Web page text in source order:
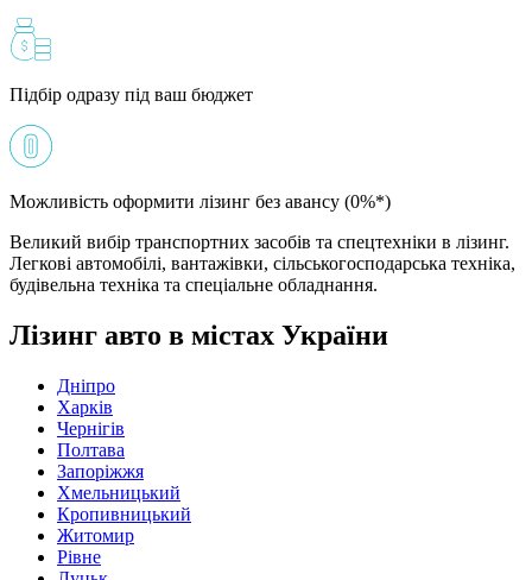
Підбір одразу під ваш бюджет
Можливість оформити лізинг без авансу (0%*)
Великий вибір транспортних засобів та спецтехніки в лізинг.
Легкові автомобілі, вантажівки, сільськогосподарська техніка,
будівельна техніка та спеціальне обладнання.
Лізинг авто в містах України
Дніпро
Харків
Чернігів
Полтава
Запоріжжя
Хмельницький
Кропивницький
Житомир
Рівне